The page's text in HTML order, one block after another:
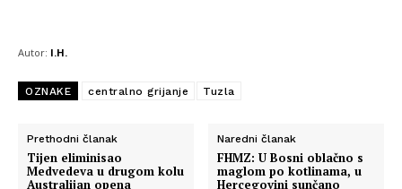
Autor: I.H.
OZNAKE centralno grijanje Tuzla
Prethodni članak
Tijen eliminisao
Medvedeva u drugom kolu
Australijan opena
Naredni članak
FHMZ: U Bosni oblačno s
maglom po kotlinama, u
Hercegovini sunčano